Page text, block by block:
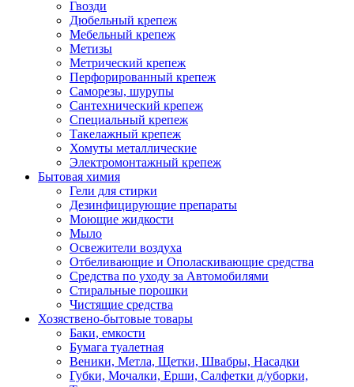
Гвозди
Дюбельный крепеж
Мебельный крепеж
Метизы
Метрический крепеж
Перфорированный крепеж
Саморезы, шурупы
Сантехнический крепеж
Специальный крепеж
Такелажный крепеж
Хомуты металлические
Электромонтажный крепеж
Бытовая химия
Гели для стирки
Дезинфицирующие препараты
Моющие жидкости
Мыло
Освежители воздуха
Отбеливающие и Ополаскивающие средства
Средства по уходу за Автомобилями
Стиральные порошки
Чистящие средства
Хозяствено-бытовые товары
Баки, емкости
Бумага туалетная
Веники, Метла, Щетки, Швабры, Насадки
Губки, Мочалки, Ерши, Салфетки д/уборки,